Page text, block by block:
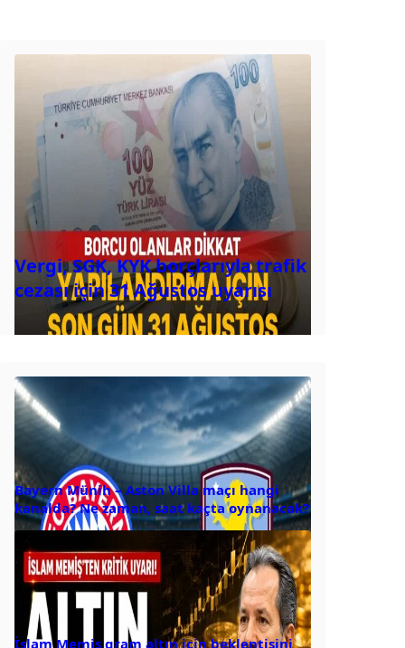
Vergi, SGK, KYK borçlarıyla trafik
cezası için 31 Ağustos uyarısı
Bayern Münih – Aston Villa maçı hangi
kanalda? Ne zaman, saat kaçta oynanacak?
İslam Memiş gram altın için beklentisini